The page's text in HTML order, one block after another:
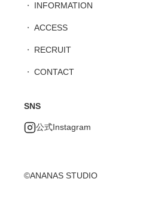
INFORMATION
ACCESS
RECRUIT
CONTACT
SNS
公式Instagram
©ANANAS STUDIO